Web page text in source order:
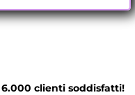
clienti soddisfatti!